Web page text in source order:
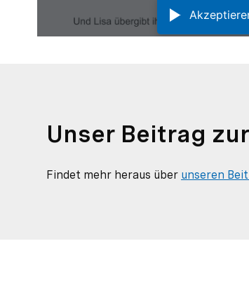
Unser Beitrag
Findet mehr heraus über unseren